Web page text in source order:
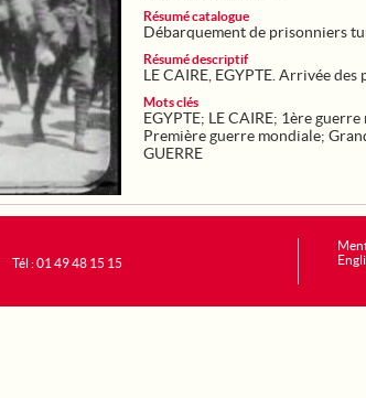
Résumé catalogue
Débarquement de prisonniers
Résumé descriptif
LE CAIRE, EGYPTE. Arrivée
Mots clés
EGYPTE; LE CAIRE; 1ère guerre
Première guerre mondiale;
GUERRE
Tél : 01 49 48 15 15